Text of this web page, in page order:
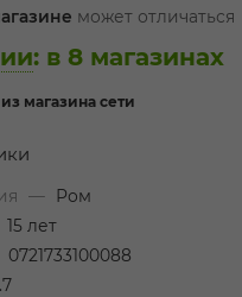
может отличаться
: в 8 магазинах
магазина сети
—
Ром
15 лет
0721733100088